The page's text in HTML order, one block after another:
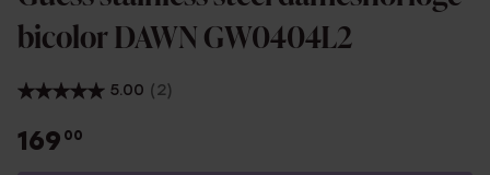
bicolor DAWN GW0404L2
5.00 (2)
169 00